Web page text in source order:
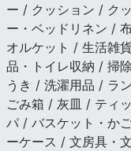
ー / クッション / ク
ー・ベッドリネン /
オルケット / 生活雑
品・トイレ収納 / 掃
うき / 洗濯用品 / ラ
ごみ箱 / 灰皿 / ティ
パ / バスケット・か
ーケース / 文房具・